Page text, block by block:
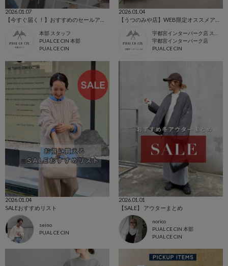
2026.01.07
本部 スタッフ
PUAL CE CIN 本部
PUAL CE CIN
2026.01.04
宇都宮インターパーク店
PUAL CE CIN
2026.01.04
SALEおすすめリスト
seino
PUAL CE CIN
2026.01.01
【SALE】 アウターまとめ
norico
PUAL CE CIN 本部
PUAL CE CIN